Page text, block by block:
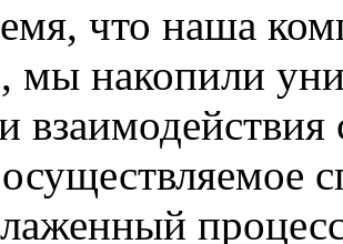
что наша
мы накопили